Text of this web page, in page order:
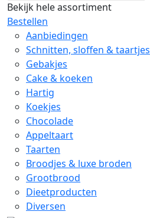
Bekijk hele assortiment
Bestellen
Aanbiedingen
Schnitten, sloffen & taartjes
Gebakjes
Cake & koeken
Hartig
Koekjes
Chocolade
Appeltaart
Taarten
Broodjes & luxe broden
Grootbrood
Dieetproducten
Diversen